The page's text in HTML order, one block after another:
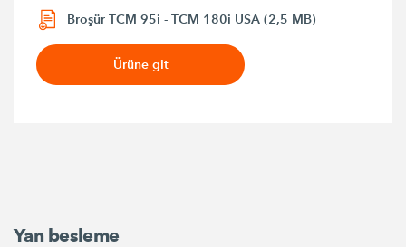
Broşür TCM 95i - TCM 180i USA (2,5 MB)
Ürüne git
Yan besleme